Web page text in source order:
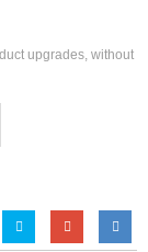
upgrades, without